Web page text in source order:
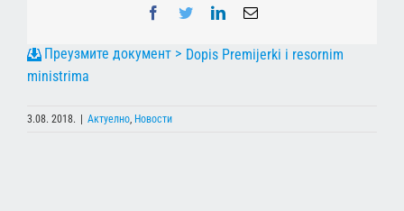
Facebook
TwitterLinkedInEmail
Dopis Premijerki i resornim
ministrima
3.08. 2018. | Актуелно Новости